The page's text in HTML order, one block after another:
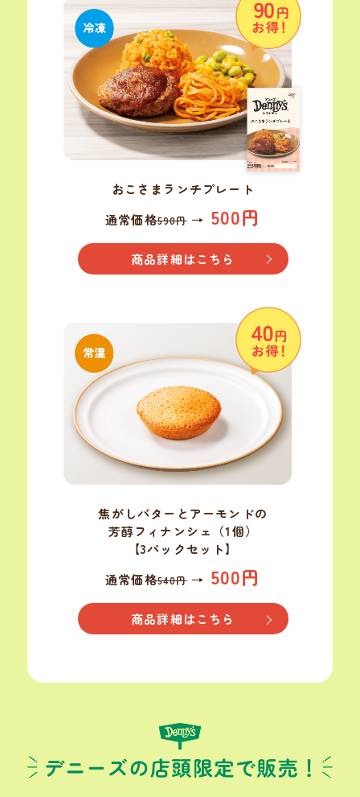
おこさまランチプレート
通常価格590円 → 500円
商品詳細はこちら
焦がしバターと アーモンドの
芳醇フィナンシェ
（1個）
【3パックセット】
通常価格540円 → 500円
商品詳細はこちら